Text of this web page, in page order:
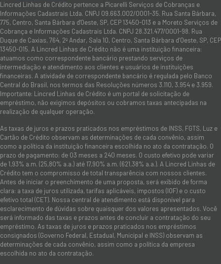
Lincred Linhas de Crédito pertence a Picarelli Serviços de Cobranças e
Informações Cadastrais Ltda. CNPJ 09.663.002/0001-35. Rua Santa Bárbara,
775, Centro, Santa Bárbara d'Oeste, SP, CEP 13450-013 e a Moreto Serviços de
Cobrança e Informações Cadastrais Ltda. CNPJ 28.321.477/0001-98. Rua
Duque de Caxias, 764, 2º Andar, Sala 10, Centro, Santa Bárbara d’Oeste, SP, CEP
13450-015. A Lincred Linhas de Crédito não é uma instituição financeira:
atuamos como correspondente bancário prestando serviços de
intermediação e atendimento aos clientes e usuários de instituições
financeiras. A atividade de correspondente bancário é regulada pelo Banco
Central do Brasil, nos termos das Resoluções números 3.110, 3.954 e 3.959.
Importante: Lincred Linhas de Crédito é um portal de solicitação de
empréstimo, não exigimos depósitos ou cobramos taxas antecipadas na
realização de qualquer operação.
As taxas de juros e prazos praticados nos empréstimos de INSS, FGTS, Luz e
Cartão de Crédito observam as determinações de cada convênio, assim
como a política da instituição financeira escolhida no ato da contratação. O
prazo de pagamento: de 03 meses a 240 meses. O custo efetivo pode variar
de 1,93% a.m. (25,80% a.a.) até 17,90% a.m. (621,38% a.a.). A Lincred Linhas de
Crédito tem o compromisso de total transparência com nossos clientes.
Antes de iniciar o preenchimento de uma proposta, será exibido de forma
clara: a taxa de juros utilizada, tarifas aplicáveis, impostos (IOF) e o custo
efetivo total (CET). Nossa central de atendimento está disponível para
esclarecimento de dúvidas sobre quaisquer dos valores apresentados. Você
será informado das taxas e prazos antes de concluir a contratação do seu
empréstimo. As taxas de juros e prazos praticados nos empréstimos
consignados (Governo Federal, Estadual, Municipal e INSS) observam as
determinações de cada convênio, assim como a política da empresa
escolhida no ato da contratação.